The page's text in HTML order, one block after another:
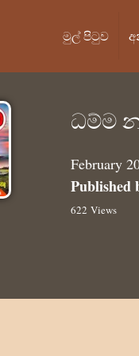
මුල් පි‍ටුව
ධම්ම
February
Published
622 Views